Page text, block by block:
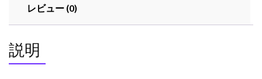
レビュー (0)
説明